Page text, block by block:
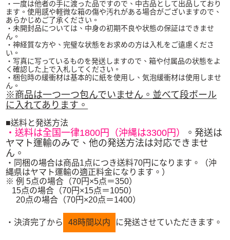
・一度は他者の手に渡った品ですので、中古品として出品しており
ます。使用感や軽微な箱の傷や汚れがある場合がございますので、
あらかじめご了承ください。
・未開封品については、中身の初期不良や状態の保証はできませ
ん。
・神経質な方や、完璧な状態をお求めの方は入札をご遠慮くださ
い。
・写真に写っているものを発送しますので、箱や付属品の状態をよ
く確認した上で入札してください。
・梱包時の緩衝材は基本的に紙を使用し、気泡緩衝材は使用しませ
ん。
※商品は一つ一つ包んでいません。並べて段ボール
に入れてあります。
■送料と発送方法
・送料は全国一律1800円（沖縄は3300円）
。発送は
ヤマト運輸のみで、他の発送方法は対応できませ
ん。
・同梱の場合は商品1点につき送料70円になります。（沖
縄県はヤマト運輸の適正料金になります。）
※ 例 5点の場合（70円×5点＝350）
15点の場合（70円×15点＝1050）
20点の場合（70円×20点＝1400）
・決済完了から 48時間以内 に発送させていただきます。